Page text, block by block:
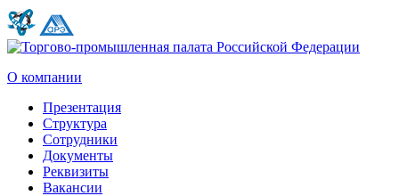
О компании
Презентация
Структура
Сотрудники
Документы
Реквизиты
Вакансии